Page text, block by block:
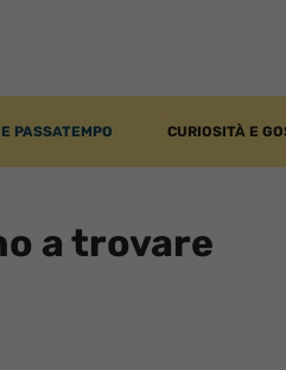
PASSATEMPO CURIOSITÀ E
a trovare